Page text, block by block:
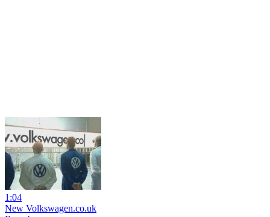
1:04
New Volkswagen.co.uk